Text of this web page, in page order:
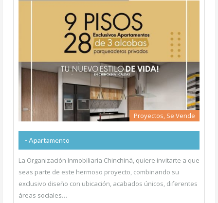
Proyectos, Se Vende
- Apartamento
La Organización Inmobiliaria Chinchiná, quiere invitarte a que
seas parte de este hermoso proyecto, combinando su
exclusivo diseño con ubicación, acabados únicos, diferentes
áreas sociales…